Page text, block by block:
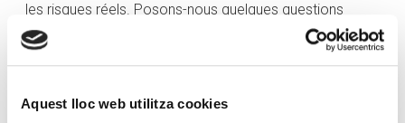
Aquest lloc web utilitza cookies
les risques réels. Posons-nous quelques questions
élémentaires :
–Type de données: dans un cadre de proximité et de
clients et les informations relatives à leurs entreprises.